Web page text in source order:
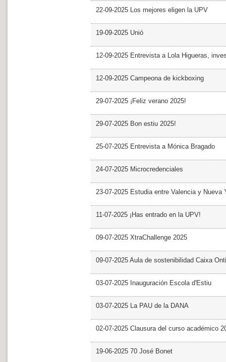
22-09-2025 Los mejores eligen la UPV
19-09-2025 Unió
12-09-2025 Entrevista a Lola Higueras,
12-09-2025 Campeona de kickboxing
29-07-2025 ¡Feliz verano 2025!
29-07-2025 Bon estiu 2025!
25-07-2025 Entrevista a Mónica Bragado
24-07-2025 Microcredenciales
23-07-2025 Estudia entre Valencia y Nueva
11-07-2025 ¡Has entrado en la UPV!
09-07-2025 XtraChallenge 2025
09-07-2025 Aula de sostenibilidad Caixa
03-07-2025 Inauguración Escola d'Estiu
03-07-2025 La PAU de la DANA
02-07-2025 Clausura del curso académico
19-06-2025 70 José Bonet